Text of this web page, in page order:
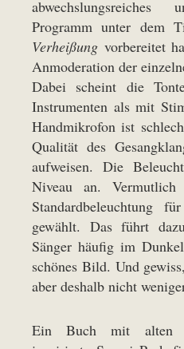
Programm unter dem
Verheißung vorbereitet
Anmoderation der
Dabei scheint die
Instrumenten als mit
Handmikrofon ist
Qualität des
aufweisen. Die
Niveau an.
Standardbeleuchtung
gewählt. Das führt
Sänger häufig im
schönes Bild. Und
aber deshalb nicht
Ein Buch mit alten